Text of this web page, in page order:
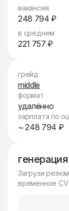
вакансия
248 794 ₽
в среднем
221 757 ₽
Загрузи
временное
грейд
middle
формат
удалённо
зарплата по
~ 248 794 ₽